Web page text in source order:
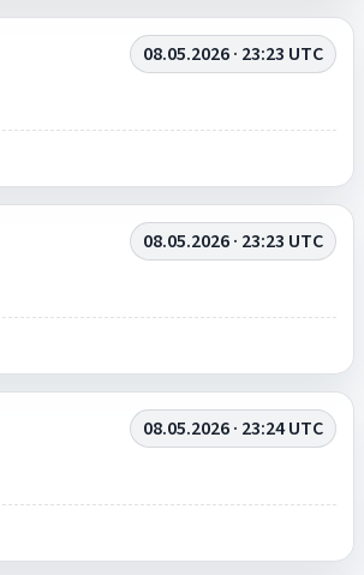
08.05.2026 · 23:23 UTC
08.05.2026 · 23:23 UTC
08.05.2026 · 23:24 UTC